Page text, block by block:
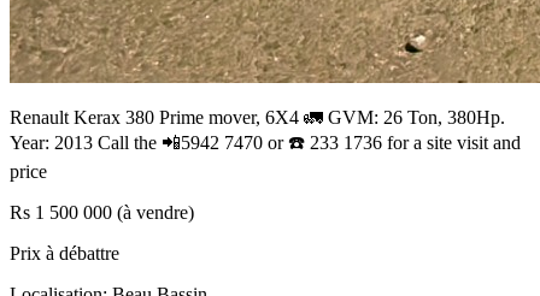
Renault Kerax 380 Prime mover, 6X4 🚛 GVM: 26 Ton, 380Hp.
Year: 2013 Call the 📲5942 7470 or ☎️ 233 1736 for a site visit and
price
Rs 1 500 000 (à vendre)
Prix à débattre